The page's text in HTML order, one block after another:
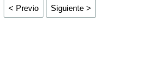
< Previo Siguiente >